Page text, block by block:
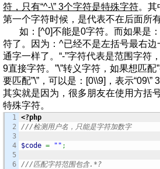
符，只有“^-\” 3个字符是特殊字符。其
第一个字符时候，是代表不在后面所
如：[^0]不能是0字符。而如果是
符了。因为：^已经不是左括号最右
通字一样了。“-”字符代表是范围字符
9直接字符。”\”转义字符，如果想匹配
要匹配”\”，可以是：[0\\9]，表示“09\”
其实就是因为，很多朋友在使用方括
特殊字符。
1
2
3
4
5
6
<?php
///检测用户名，只能是字符加数字
$code = "" ;
///匹配字符范围包含.*?